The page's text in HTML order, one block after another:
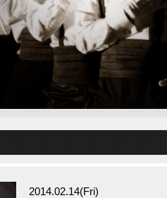
2014.02.14(Fri)